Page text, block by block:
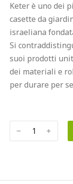
Keter è uno dei
casette da
israeliana
Si
suoi prodotti
dei materiali e
per durare per
﹣ ﹢